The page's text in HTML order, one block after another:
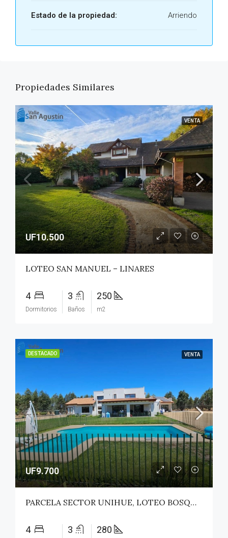
Estado de la propiedad: Arriendo
Propiedades Similares
VENTA
UF10.500
LOTEO SAN MANUEL – LINARES
4
Dormitorios
3
Baños
250
m2
DESTACADO VENTA
UF9.700
PARCELA SECTOR UNIHUE, LOTEO BOSQUES DEL VALLE – MAULE
4 3 280